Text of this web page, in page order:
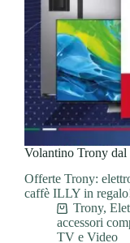
Volantino Trony dal
Offerte Trony:
caffè ILLY in
Trony,
accessori
TV e Video